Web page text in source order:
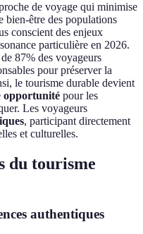
de voyage qui minimise
bien-être des populations
conscient des enjeux
particulière en 2026.
87% des voyageurs
pour préserver la
le tourisme durable devient
opportunité pour les
Les voyageurs
, participant directement
et culturelles.
du tourisme
authentiques